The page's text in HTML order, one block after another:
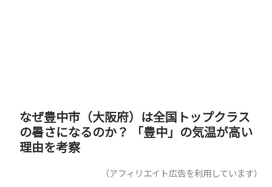
なぜ豊中市（大阪府）は全国トップクラス
の暑さになるのか？ 「豊中」の気温が高い
理由を考察
（アフィリエイト広告を利用しています）